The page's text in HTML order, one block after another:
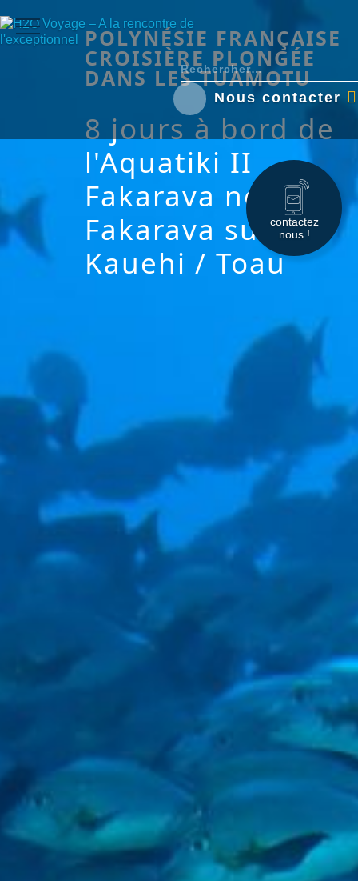
contactez
nous !
Nous contacter
POLYNÉSIE FRANÇAISE
CROISIÈRE PLONGÉE
DANS LES TUAMOTU
8 jours à bord de
l'Aquatiki II
Fakarava nord /
Fakarava sud /
Kauehi / Toau